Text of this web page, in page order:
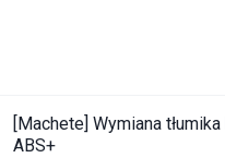
[Machete] Wymiana
ABS+